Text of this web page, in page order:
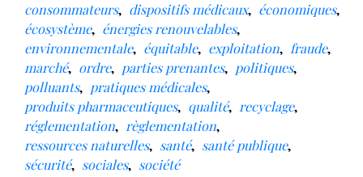
consommateurs, dispositifs médicaux, économiques,
écosystème, énergies renouvelables,
environnementale, équitable, exploitation, fraude,
marché, ordre, parties prenantes, politiques,
polluants, pratiques médicales,
produits pharmaceutiques, qualité, recyclage,
réglementation, règlementation,
ressources naturelles, santé, santé publique,
sécurité, sociales, société